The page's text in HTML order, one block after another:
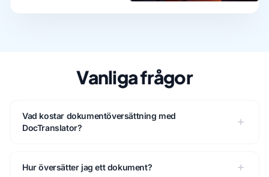
Vanliga frågor
Vad kostar dokumentöversättning med
DocTranslator?
Hur översätter jag ett dokument?